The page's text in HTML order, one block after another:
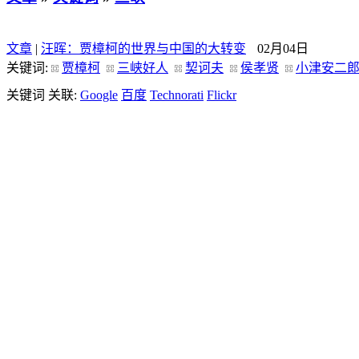
文章 | 汪晖：贾樟柯的世界与中国的大转变
02月04日
关键词:
贾樟柯 三峡好人 契诃夫 侯孝贤 小津安二郎
关键词 关联: Google 百度 Technorati Flickr